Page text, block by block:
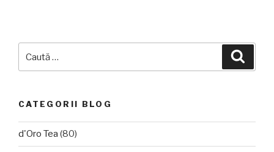
CATEGORII BLOG
d'Oro Tea (80)